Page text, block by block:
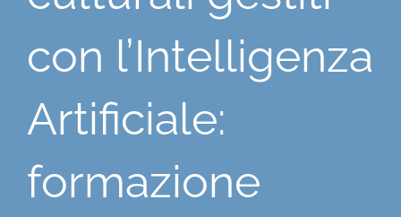
con l’Intelligenza
Artificiale:
formazione